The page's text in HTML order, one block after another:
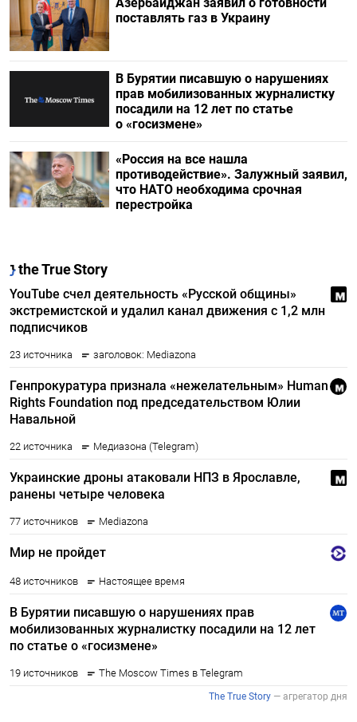
поставлять газ в Украину
В Бурятии писавшую о нарушениях
прав мобилизованных журналистку
посадили на 12 лет по статье
о «госизмене»
«Россия на все нашла
противодействие». Залужный заявил,
что НАТО необходима срочная
перестройка